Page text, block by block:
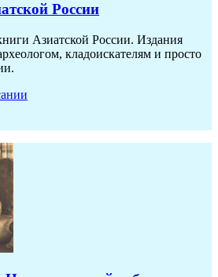
России
Азиатской России. Издания
кладоискателям и просто